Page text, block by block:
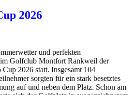
2026
und perfekten
Golfclub Montfort Rankweil der
2026 statt. Insgesamt 104
sorgten für ein stark besetztes
auf und neben dem Platz. Schon am